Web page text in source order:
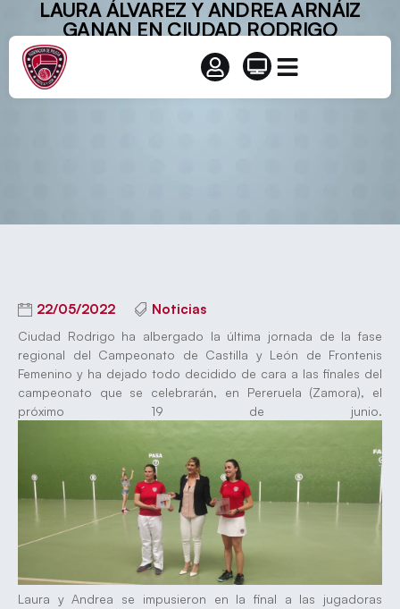
LAURA ÁLVAREZ Y ANDREA ARNÁIZ
GANAN EN CIUDAD RODRIGO
22/05/2022 Noticias
Ciudad Rodrigo ha albergado la última jornada de la fase
regional del Campeonato de Castilla y León de Frontenis
Femenino y ha dejado todo decidido de cara a las finales del
campeonato que se celebrarán, en Pereruela (Zamora), el
próximo 19 de junio.
Laura y Andrea se impusieron en la final a las jugadoras